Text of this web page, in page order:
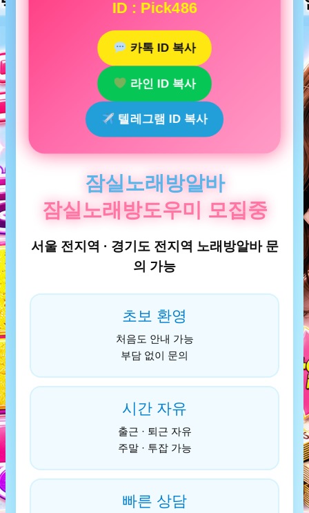
ID : Pick486
카톡 ID 복사
라인 ID 복사
텔레그램 ID 복사
잠실노래방알바
잠실노래방도우미 모집중
서울 전지역 · 경기도 전지역 노래방알바 문
의 가능
초보 환영
처음도 안내 가능
부담 없이 문의
시간 자유
출근 · 퇴근 자유
주말 · 투잡 가능
빠른 상담